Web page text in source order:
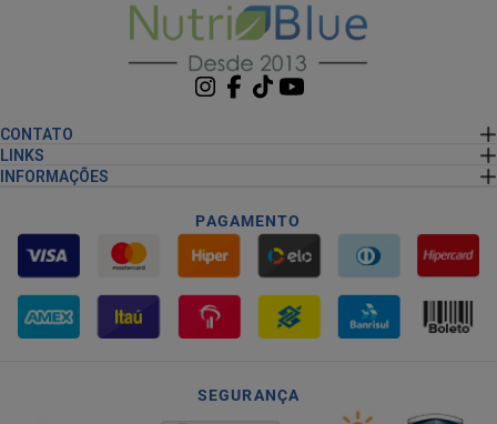
CONTATO
LINKS
INFORMAÇÕES
PAGAMENTO
SEGURANÇA